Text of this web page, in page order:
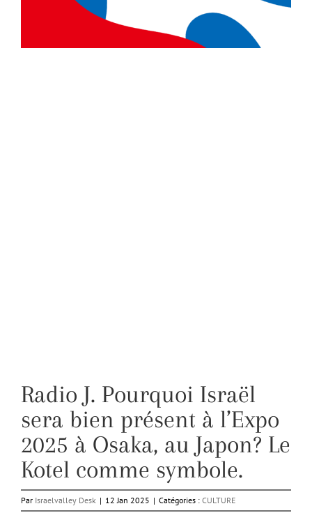
Radio J. Pourquoi Israël
sera bien présent à l’Expo
2025 à Osaka, au Japon? Le
Kotel comme symbole.
Par Israelvalley Desk | 12 Jan 2025 | Catégories : CULTURE